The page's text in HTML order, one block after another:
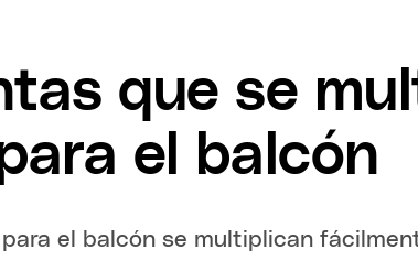
que se
el balcón
el balcón se multiplican